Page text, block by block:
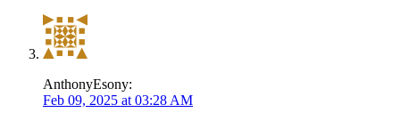
AnthonyEsony:
Feb 09, 2025 at 03:28 AM